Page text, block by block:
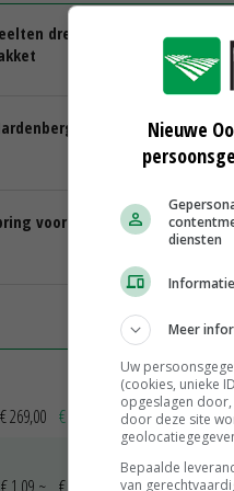
dreigt door
met
voor bedekte
€ 269,00 € 7,00
Nieuwe
diensten
Meer
Uw
(cookies, unieke
opgeslagen
door deze site
Bepaalde
van